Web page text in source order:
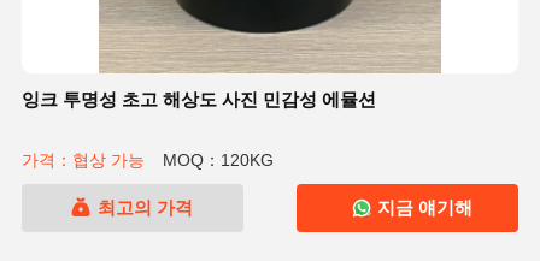
잉크 투명성 초고 해상도 사진 민감성 에뮬션
가격：협상 가능 MOQ：120KG
최고의 가격 지금 얘기해